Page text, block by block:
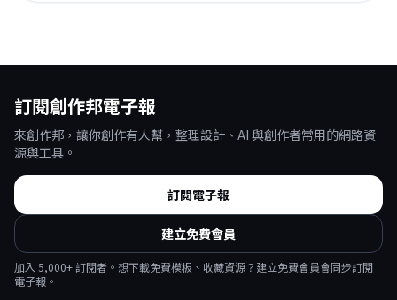
訂閱創作邦電子報
來創作邦，讓你創作有人幫，整理設計、AI 與創作者常用的網路資
源與工具。
訂閱電子報
建立免費會員
加入 5,000+ 訂閱者。想下載免費模板、收藏資源？建立免費會員會同步訂閱
電子報。